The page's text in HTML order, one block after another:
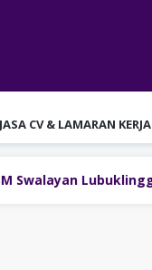
JASA CV & LAMARAN KERJA
(SM Group)